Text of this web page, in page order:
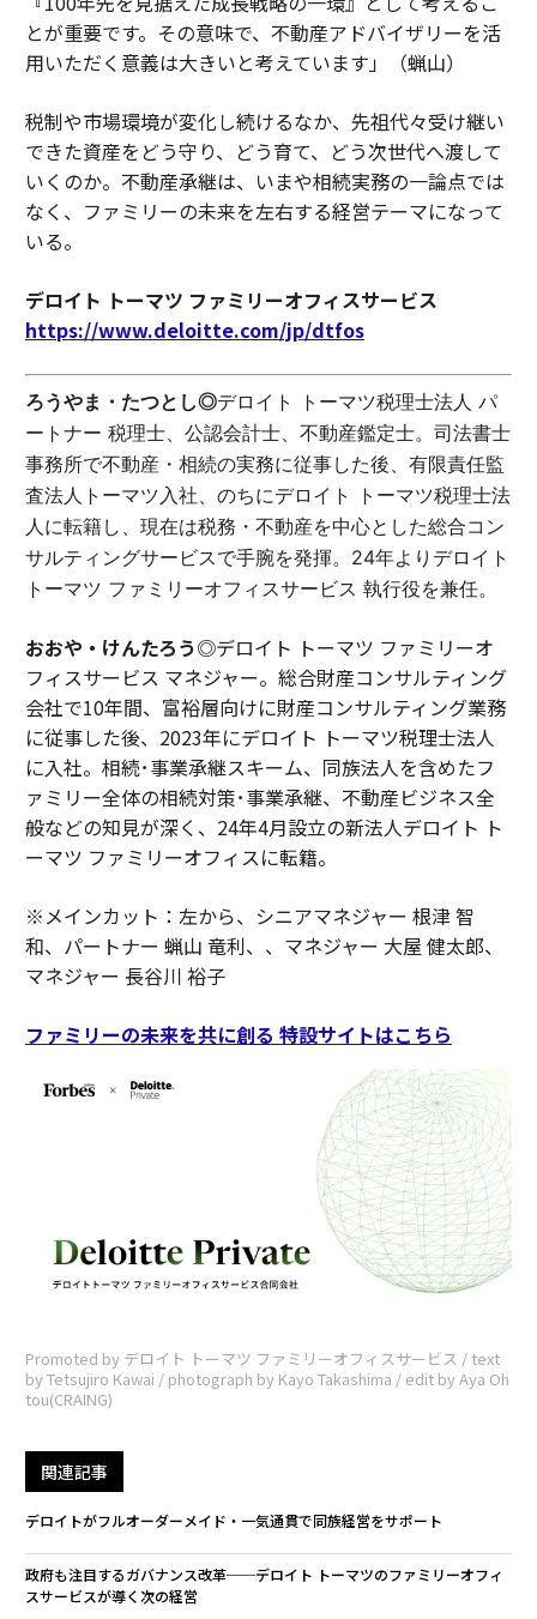
とが重要です。その意味で、不動産アドバイザリーを活
用いただく意義は大きいと考えています」（蝋山）
税制や市場環境が変化し続けるなか、先祖代々受け継い
できた資産をどう守り、どう育て、どう次世代へ渡して
いくのか。不動産承継は、いまや相続実務の一論点では
なく、ファミリーの未来を左右する経営テーマになって
いる。
デロイト トーマツ ファミリーオフィスサービス
https://www.deloitte.com/jp/dtfos
ろうやま・たつとし◎デロイト トーマツ税理士法人 パ
ートナー 税理士、公認会計士、不動産鑑定士。司法書士
事務所で不動産・相続の実務に従事した後、有限責任監
査法人トーマツ入社、のちにデロイト トーマツ税理士法
人に転籍し、現在は税務・不動産を中心とした総合コン
サルティングサービスで手腕を発揮。24年よりデロイト
トーマツ ファミリーオフィスサービス 執行役を兼任。
おおや・けんたろう◎デロイト トーマツ ファミリーオ
フィスサービス マネジャー。総合財産コンサルティング
会社で10年間、富裕層向けに財産コンサルティング業務
に従事した後、2023年にデロイト トーマツ税理士法人
に入社。相続･事業承継スキーム、同族法人を含めたフ
ァミリー全体の相続対策･事業承継、不動産ビジネス全
般などの知見が深く、24年4月設立の新法人デロイト ト
ーマツ ファミリーオフィスに転籍。
※メインカット：左から、シニアマネジャー 根津 智
和、パートナー 蝋山 竜利、、マネジャー 大屋 健太郎、
マネジャー 長谷川 裕子
ファミリーの未来を共に創る 特設サイトはこちら
Promoted by デロイト トーマツ ファミリーオフィスサービス / text
by Tetsujiro Kawai / photograph by Kayo Takashima / edit by Aya Oh
tou(CRAING)
関連記事
デロイトがフルオーダーメイド・一気通貫で同族経営をサポート
政府も注目するガバナンス改革──デロイト トーマツのファミリーオフィ
スサービスが導く次の経営